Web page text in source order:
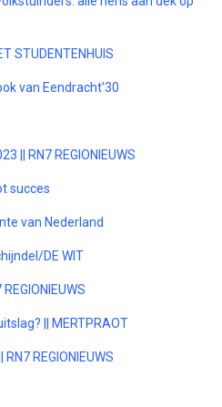
STUDENTENHUIS
van Eendracht’30
|| RN7 REGIONIEUWS
succes
van Nederland
DE WIT
|| MERTPRAOT
REGIONIEUWS